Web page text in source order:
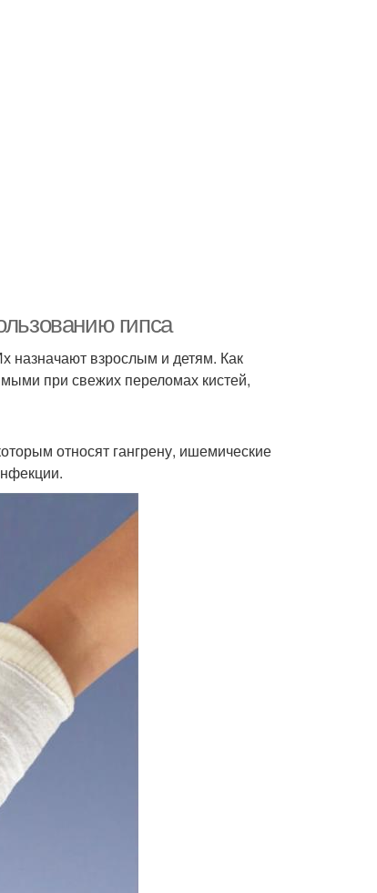
гипса
назначают взрослым и детям. Как
при свежих переломах кистей,
относят гангрену, ишемические